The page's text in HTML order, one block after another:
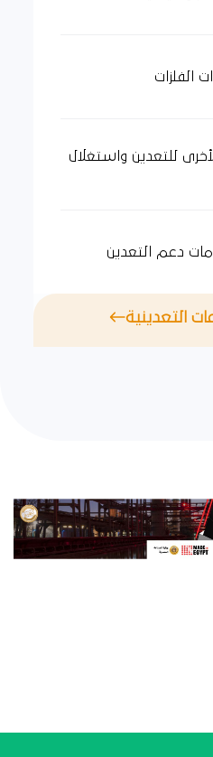
الفلزات
للتعدين واستغلال
دعم التعدين
التعدينية